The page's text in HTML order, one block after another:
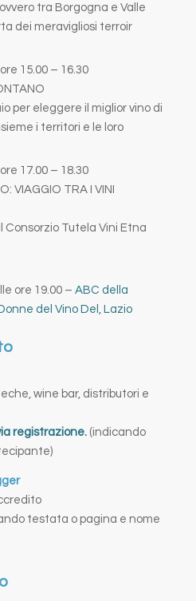
tra Borgogna e Valle
dei meravigliosi terroir
15.00 – 16.30
per eleggere il miglior vino di
i territori e le loro
17.00 – 18.30
VIAGGIO TRA I VINI
Consorzio Tutela Vini Etna
ore 19.00 – ABC della
del Vino Del, Lazio
wine bar, distributori e
registrazione.(indicando
testata o pagina e nome